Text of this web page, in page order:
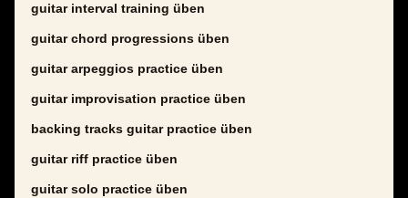
guitar interval training üben
guitar chord progressions üben
guitar arpeggios practice üben
guitar improvisation practice üben
backing tracks guitar practice üben
guitar riff practice üben
guitar solo practice üben